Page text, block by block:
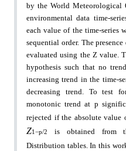
by the World Meteorological
environmental data time-
each value of the time-series
sequential order. The
evaluatedusing the Z value.
hypothesis such that no
increasing trend in the time-
decreasing trend. To test
monotonic trend at p
rejected if the absolute value
Z1−p/2 is obtained from
Distribution tables. In this